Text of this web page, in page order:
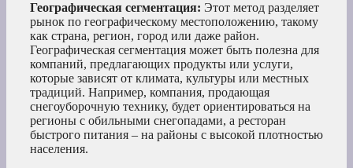
Географическая сегментация: Этот метод разделяет
рынок по географическому местоположению, такому
как страна, регион, город или даже район.
Географическая сегментация может быть полезна для
компаний, предлагающих продукты или услуги,
которые зависят от климата, культуры или местных
традиций. Например, компания, продающая
снегоуборочную технику, будет ориентироваться на
регионы с обильными снегопадами, а ресторан
быстрого питания – на районы с высокой плотностью
населения.